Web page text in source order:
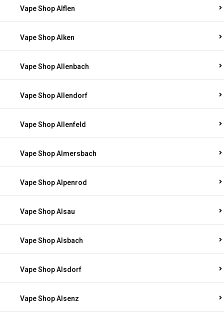
Vape Shop Alflen
Vape Shop Alken
Vape Shop Allenbach
Vape Shop Allendorf
Vape Shop Allenfeld
Vape Shop Almersbach
Vape Shop Alpenrod
Vape Shop Alsau
Vape Shop Alsbach
Vape Shop Alsdorf
Vape Shop Alsenz